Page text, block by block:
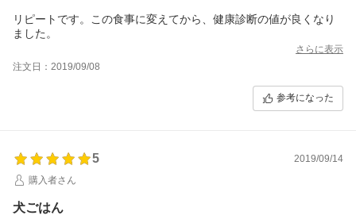
リピートです。この食事に変えてから、健康診断の値が良くなり
ました。
さらに表示
注文日：2019/09/08
参考になった
5
2019/09/14
購入者さん
犬ごはん